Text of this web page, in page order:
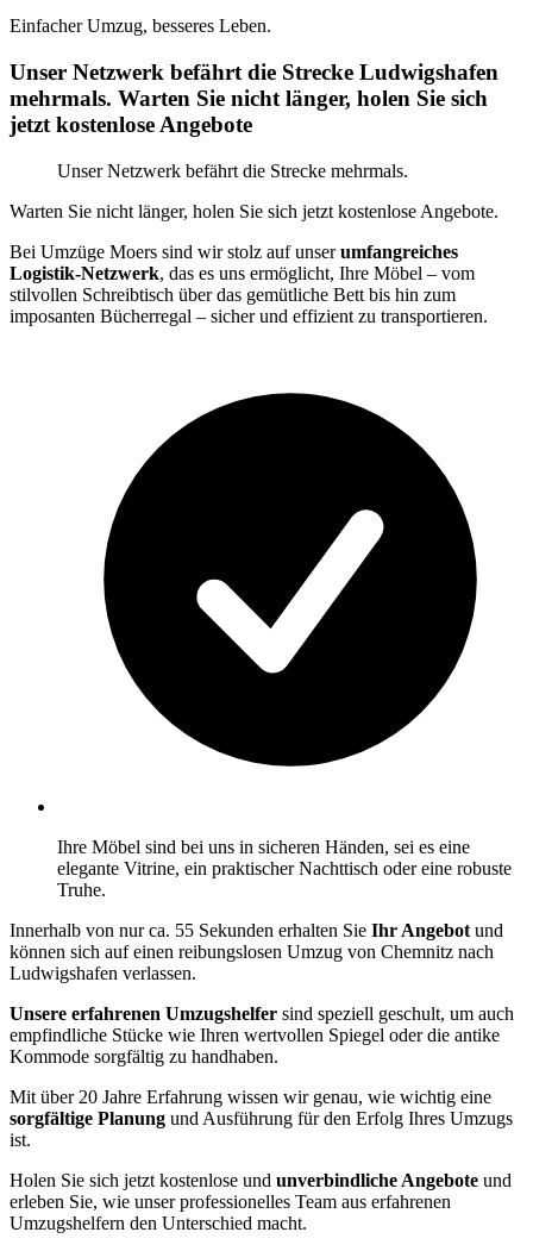
Einfacher Umzug, besseres Leben.
Unser Netzwerk befährt die Strecke Ludwigshafen
mehrmals. Warten Sie nicht länger, holen Sie sich
jetzt kostenlose Angebote
Unser Netzwerk befährt die Strecke mehrmals.
Warten Sie nicht länger, holen Sie sich jetzt kostenlose Angebote.
Bei Umzüge Moers sind wir stolz auf unserumfangreiches
Logistik-Netzwerk, das es uns ermöglicht, Ihre Möbel – vom
stilvollen Schreibtisch über das gemütliche Bett bis hin zum
imposanten Bücherregal – sicher und effizient zu transportieren.
Ihre Möbel sind bei uns in sicheren Händen, sei es eine
elegante Vitrine, ein praktischer Nachttisch oder eine robuste
Truhe.
Innerhalb von nur ca. 55 Sekunden erhalten Sie Ihr Angebot und
können sich auf einen reibungslosen Umzug von Chemnitz nach
Ludwigshafen verlassen.
Unsere erfahrenen Umzugshelfer sind speziell geschult, um auch
empfindliche Stücke wie Ihren wertvollen Spiegel oder die antike
Kommode sorgfältig zu handhaben.
Mit über 20 Jahre Erfahrung wissen wir genau, wie wichtig eine
sorgfältige Planung und Ausführung für den Erfolg Ihres Umzugs
ist.
Holen Sie sich jetzt kostenlose und unverbindliche Angebote und
erleben Sie, wie unser professionelles Team aus erfahrenen
Umzugshelfern den Unterschied macht.